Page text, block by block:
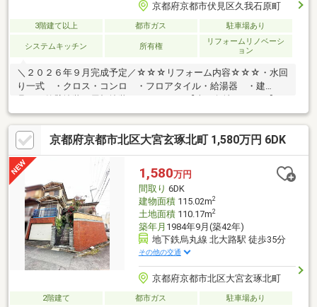
京都府京都市伏見区久我石原町
3階建て以上 都市ガス 駐車場あり
システムキッチン 所有権
リフォームリノベーシ
ョン
＼２０２６年９月完成予定／☆☆☆リフォーム内容☆☆☆・水回
り一式 ・クロス・コンロ ・フロアタイル・給湯器 ・建
おうちの中に風と光が入り込みます 北側も畑につき、開放感ア
リ◎■気になる水回り一式等新品に♪ 外壁等もリフォーム予定で
す！■お洗濯物が良く乾く南向きバルコニー 日当たりが良くお
部屋も明るいですね■購入後も安心！『契約不適合責任』２年間
アリ 雨漏りや白アリなど安心保障ですね♪～・～・【固定費を見
直してみませんか？】◆月々のお支払い４万円台！ 今のお家賃
と比べてみませんか？
京都府京都市北区大宮玄琢北町 1,580万円 6DK
1,580万円
間取り 6DK
建物面積115.02m2
土地面積110.17m2
築年月 1984年9月(築42年)
地下鉄烏丸線 北大路駅 徒歩35分
その他の交通
京都府京都市北区大宮玄琢北町
2階建て 都市ガス 駐車場あり